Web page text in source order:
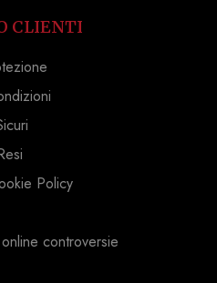
CLIENTI
Policy
controversie